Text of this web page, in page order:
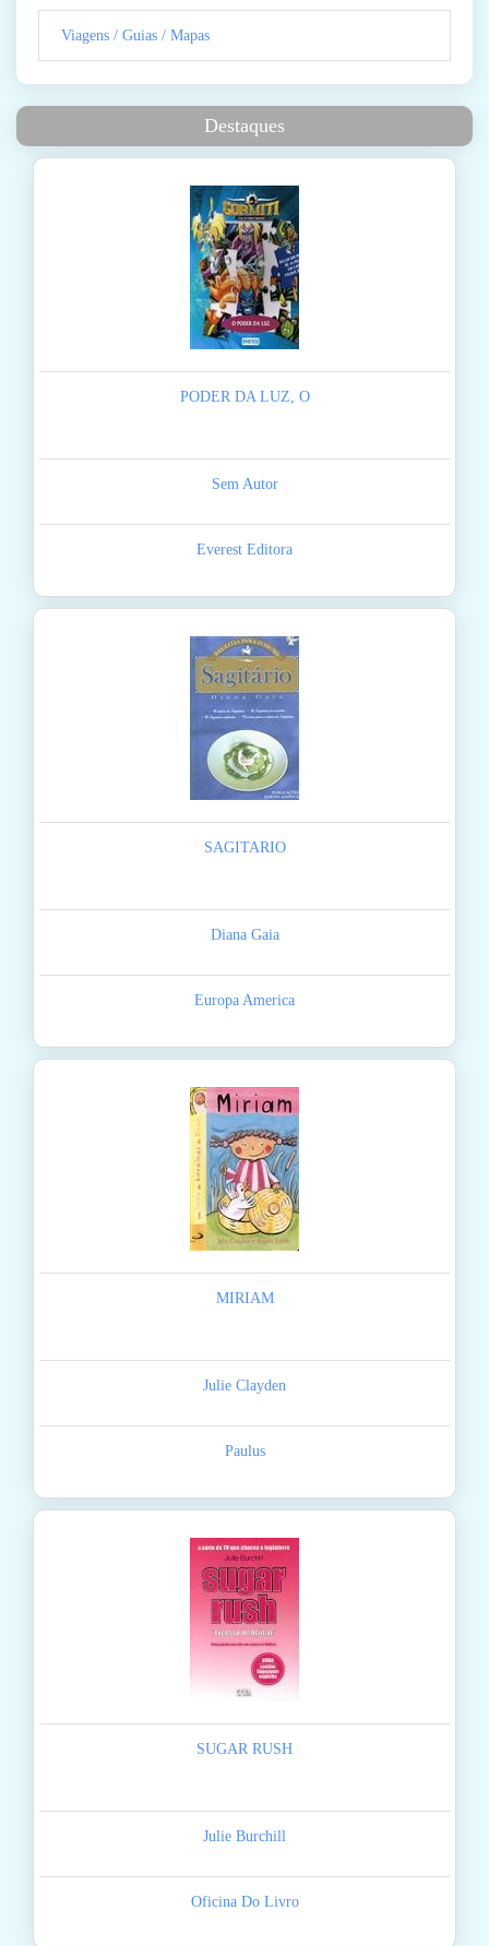
Viagens / Guias / Mapas
Destaques
PODER DA LUZ, O
Sem Autor
Everest Editora
SAGITARIO
Diana Gaia
Europa America
MIRIAM
Julie Clayden
Paulus
SUGAR RUSH
Julie Burchill
Oficina Do Livro